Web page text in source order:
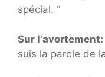
spécial. "
Sur l'avortement:
suis la parole de